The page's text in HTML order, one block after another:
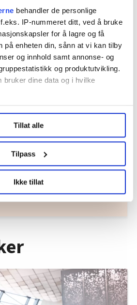
behandler de personlige
IP-nummeret ditt, ved å bruke
for å lagre og få
på enheten din, sånn at vi kan tilby
og innhold samt annonse- og
og produktutvikling.
bruker dine data og i hvilke
lese om hvordan dine personlige
du kan velge hvordan de skal
endre eller trekke tilbake ditt
om informasjonskapsler.
frifagbevegelse.no, hk-nytt.no
informasjonskapsler (cookies) for å
blir brukt slik at vi tilby
egne samarbeidspartnere
Disse er angitt i
Tillat alle
Tilpass
Ikke tillat
Region Indre Øst